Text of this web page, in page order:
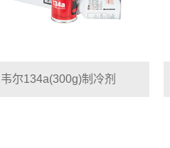
尔134a(300g)制冷剂